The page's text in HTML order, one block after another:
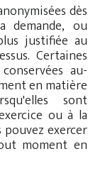
dès
demande, ou
justifiée au
Certaines
au-
en matière
sont
ou à la
exercer
moment en